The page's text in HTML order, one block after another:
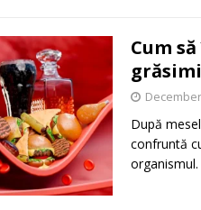
Cum
După
confruntă